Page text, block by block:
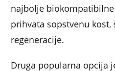
najbolje
prihvata sopstvenu kost,
regeneracije.
Druga popularna opcija